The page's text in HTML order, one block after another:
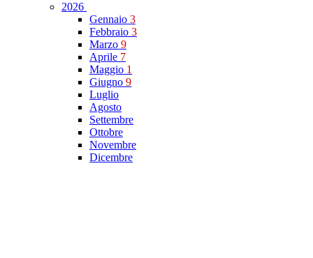
2026
Gennaio 3
Febbraio 3
Marzo 9
Aprile 7
Maggio 1
Giugno 9
Luglio
Agosto
Settembre
Ottobre
Novembre
Dicembre